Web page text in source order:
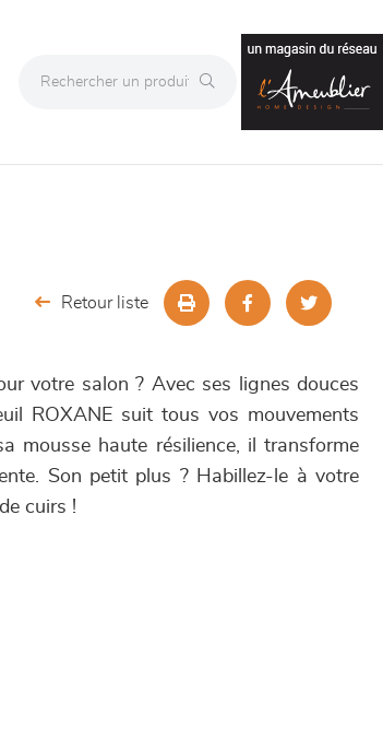
Retour liste
votre salon ? Avec ses lignes douces
ROXANE suit tous vos mouvements
mousse haute résilience, il transforme
Son petit plus ? Habillez-le à votre
cuirs !